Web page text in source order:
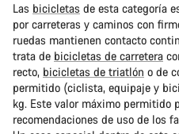
Las bicicletas de esta categoría
por carreteras y caminos con
ruedas mantienen contacto
trata de bicicletas de carretera
recto, bicicletas de triatlón o de
permitido (ciclista, equipaje y
kg. Este valor máximo permitido
recomendaciones de uso de los